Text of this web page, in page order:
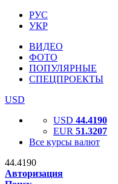
РУС
УКР
ВИДЕО
ФОТО
ПОПУЛЯРНЫЕ
СПЕЦПРОЕКТЫ
USD
USD 44.4190
EUR 51.3207
Все курсы валют
44.4190
Авторизация